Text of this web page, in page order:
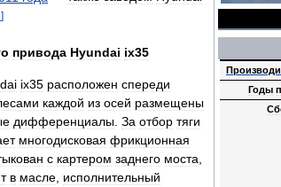
Годы
]
привода Hyundai ix35
ix35 расположен спереди
каждой из осей размещены
дифференциалы За отбор тяги
многодисковая фрикционная
с картером заднего моста
в масле исполнительный